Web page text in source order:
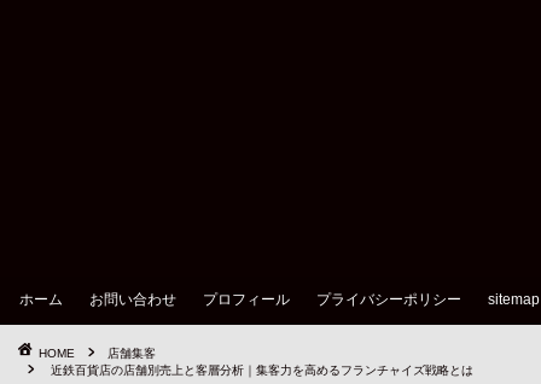
ホーム お問い合わせ プロフィール プライバシーポリシー sitemap
HOME
店舗集客
近鉄百貨店の店舗別売上と客層分析｜集客力を高めるフランチャイズ戦略とは